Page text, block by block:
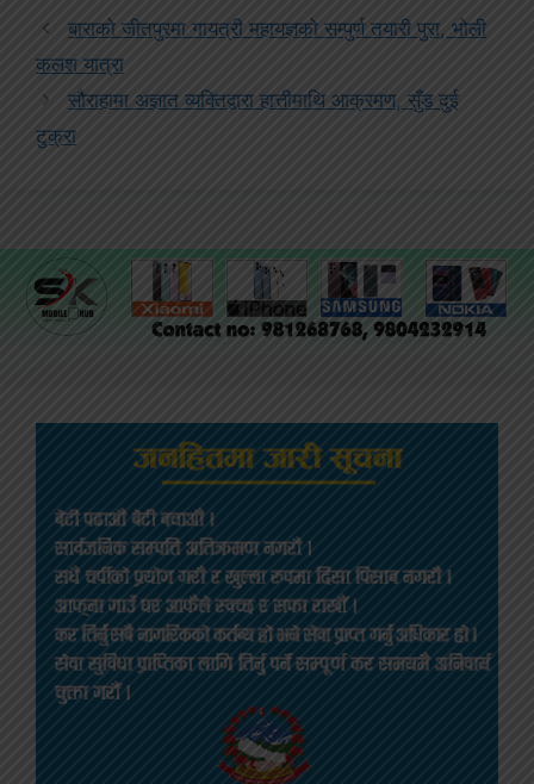
बाराको जीतपुरमा गायत्री महायज्ञको सम्पुर्ण तयारी पुरा, भोली
कलश यात्रा
सौराहामा अज्ञात व्यक्तिद्वारा हात्तीमाथि आक्रमण, सुँड दुई
टुक्रा